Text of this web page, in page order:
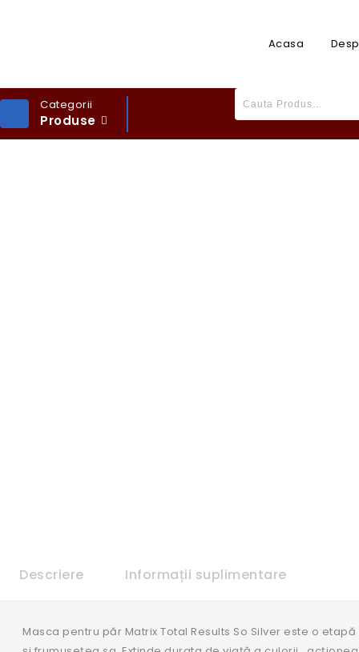
Acasa
Categorii
Produse
Descriere Informații suplimentare
Masca pentru păr Matrix Total Results So Silver este o